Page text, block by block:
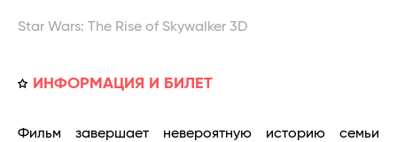
Star Wars: The Rise of Skywalker 3D
ИНФОРМАЦИЯ И БИЛЕТ
Фильм завершает невероятную историю семьи